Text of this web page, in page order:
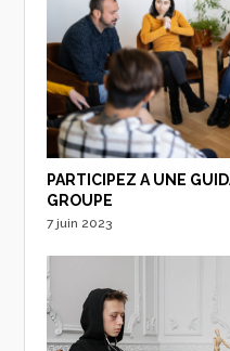
PARTICIPEZ A UNE
GROUPE
7 juin 2023